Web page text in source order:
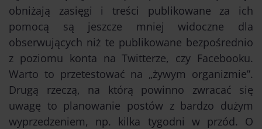
obniżają zasięgi i treści publikowane za ich
pomocą są jeszcze mniej widoczne dla
obserwujących niż te publikowane bezpośrednio
z poziomu konta na Twitterze, czy Facebooku.
Warto to przetestować na „żywym organizmie”.
Drugą rzeczą, na którą powinno zwracać się
uwagę to planowanie postów z bardzo dużym
wyprzedzeniem, np. kilka tygodni w przód. O